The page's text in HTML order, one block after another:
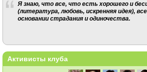
Я знаю, что все, что есть хорошего и
(литература, любовь, искренняя идея),
основании страдания и одиночества.
Активисты клуба